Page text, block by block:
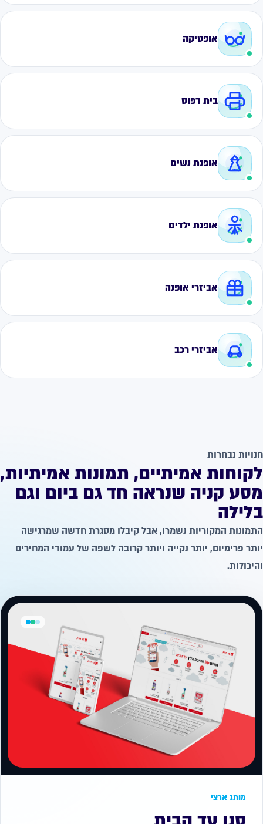
אופטיקה
בית דפוס
אופנת נשים
אופנת ילדים
אביזרי אופנה
אביזרי רכב
חנויות נבחרות
לקוחות אמיתיים, תמונות אמיתיות,
מסע קניה שנראה חד גם ביום וגם
בלילה
התמונות המקוריות נשמרו, אבל קיבלו מסגרת חדשה שמרגישה
יותר פרימיום, יותר נקייה ויותר קרובה לשפה של עמודי המחירים
והיכולות.
מותג ארצי